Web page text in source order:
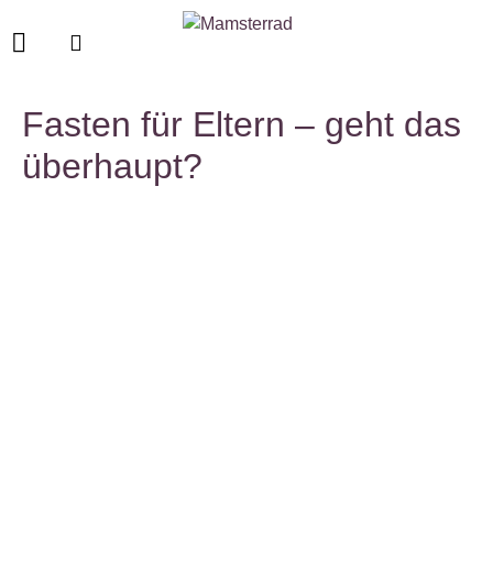
Fasten für Eltern – geht das
überhaupt?